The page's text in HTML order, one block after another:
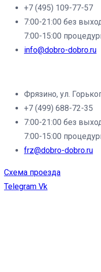
+7 (495) 109-77-57
7:00-21:00 без
7:00-15:00
info@dobro-dobro.ru
Фрязино, ул.
+7 (499) 688-72-35
7:00-21:00 без
7:00-15:00
frz@dobro-dobro.ru
Схема проезда
Telegram Vk